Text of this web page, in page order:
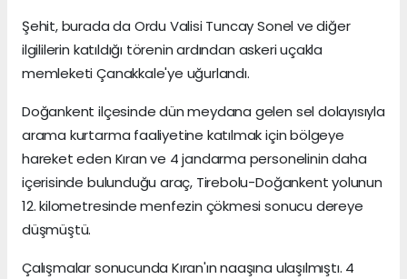
Şehit, burada da Ordu Valisi Tuncay Sonel ve diğer
ilgililerin katıldığı törenin ardından askeri uçakla
memleketi Çanakkale'ye uğurlandı.
Doğankent ilçesinde dün meydana gelen sel dolayısıyla
arama kurtarma faaliyetine katılmak için bölgeye
hareket eden Kıran ve 4 jandarma personelinin daha
içerisinde bulunduğu araç, Tirebolu-Doğankent yolunun
12. kilometresinde menfezin çökmesi sonucu dereye
düşmüştü.
Çalışmalar sonucunda Kıran'ın naaşına ulaşılmıştı. 4